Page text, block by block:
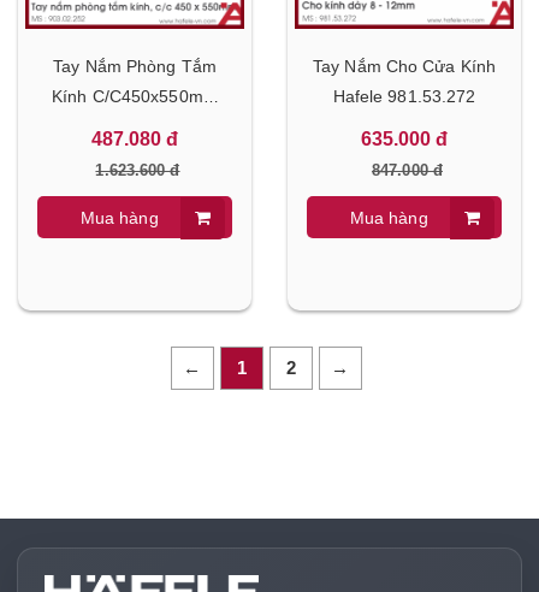
Tay Nắm Phòng Tắm
Kính C/C450x550mm
Hafele 903.02.252
487.080 đ
1.623.600 đ
Mua hàng
Tay Nắm Cho Cửa Kính
Hafele 981.53.272
635.000 đ
847.000 đ
Mua hàng
← 1 2 →